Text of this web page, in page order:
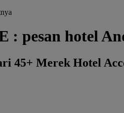
: pesan hotel
45+ Merek Hotel